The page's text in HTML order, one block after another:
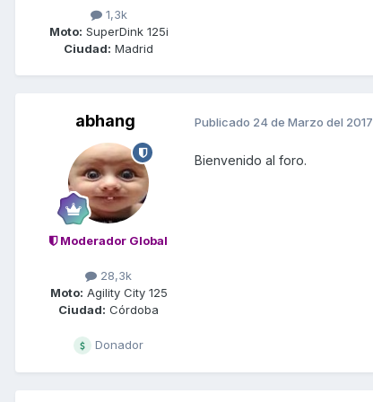
1,3k
Moto: SuperDink 125i
Ciudad: Madrid
abhang
Moderador Global
28,3k
Moto: Agility City 125
Ciudad: Córdoba
Donador
Publicado 24 de Marzo del 2017
Bienvenido al foro.